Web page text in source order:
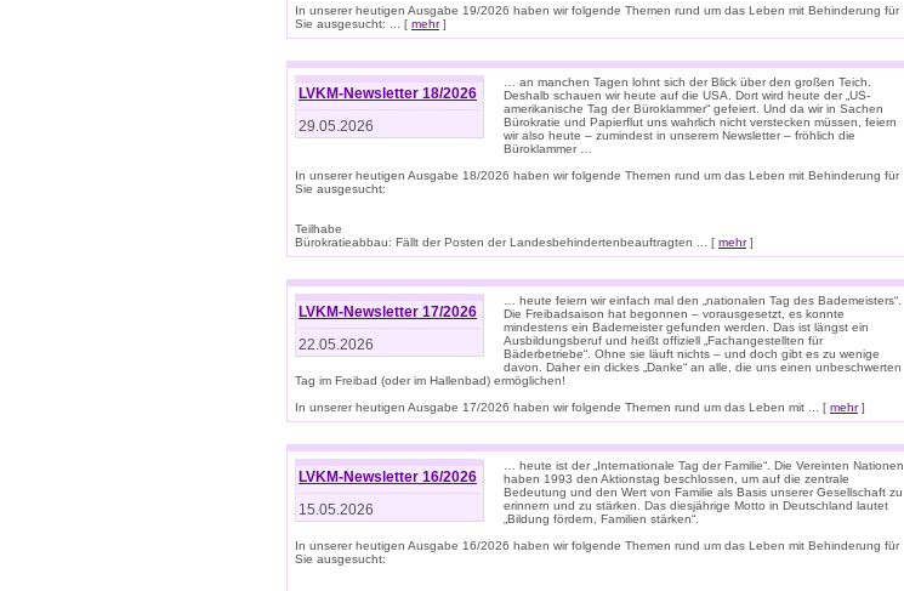
In unserer heutigen Ausgabe 19/2026 haben wir folgende Themen rund um das Leben mit Behinderung für
Sie ausgesucht: ... [ mehr]
LVKM-Newsletter 18/2026
29.05.2026
… an manchen Tagen lohnt sich der Blick über den großen Teich.
Deshalb schauen wir heute auf die USA. Dort wird heute der „US-
amerikanische Tag der Büroklammer“ gefeiert. Und da wir in Sachen
Bürokratie und Papierflut uns wahrlich nicht verstecken müssen, feiern
wir also heute – zumindest in unserem Newsletter – fröhlich die
Büroklammer …
In unserer heutigen Ausgabe 18/2026 haben wir folgende Themen rund um das Leben mit Behinderung für
Sie ausgesucht:
Teilhabe
Bürokratieabbau: Fällt der Posten der Landesbehindertenbeauftragten ... [ mehr]
LVKM-Newsletter 17/2026
22.05.2026
… heute feiern wir einfach mal den „nationalen Tag des Bademeisters“.
Die Freibadsaison hat begonnen – vorausgesetzt, es konnte
mindestens ein Bademeister gefunden werden. Das ist längst ein
Ausbildungsberuf und heißt offiziell „Fachangestellten für
Bäderbetriebe“. Ohne sie läuft nichts – und doch gibt es zu wenige
davon. Daher ein dickes „Danke“ an alle, die uns einen unbeschwerten
Tag im Freibad (oder im Hallenbad) ermöglichen!
In unserer heutigen Ausgabe 17/2026 haben wir folgende Themen rund um das Leben mit ... [ mehr]
LVKM-Newsletter 16/2026
15.05.2026
… heute ist der „Internationale Tag der Familie“. Die Vereinten Nationen
haben 1993 den Aktionstag beschlossen, um auf die zentrale
Bedeutung und den Wert von Familie als Basis unserer Gesellschaft zu
erinnern und zu stärken. Das diesjährige Motto in Deutschland lautet
„Bildung fördern, Familien stärken“.
In unserer heutigen Ausgabe 16/2026 haben wir folgende Themen rund um das Leben mit Behinderung für
Sie ausgesucht: